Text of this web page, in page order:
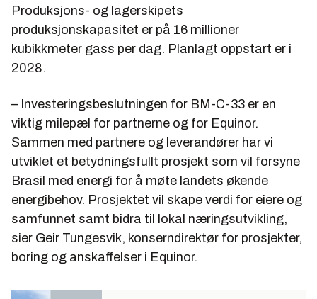
Produksjons- og lagerskipets
produksjonskapasitet er på 16 millioner
kubikkmeter gass per dag. Planlagt oppstart er i
2028.
– Investeringsbeslutningen for BM-C-33 er en
viktig milepæl for partnerne og for Equinor.
Sammen med partnere og leverandører har vi
utviklet et betydningsfullt prosjekt som vil forsyne
Brasil med energi for å møte landets økende
energibehov. Prosjektet vil skape verdi for eiere og
samfunnet samt bidra til lokal næringsutvikling,
sier Geir Tungesvik, konserndirektør for prosjekter,
boring og anskaffelser i Equinor.